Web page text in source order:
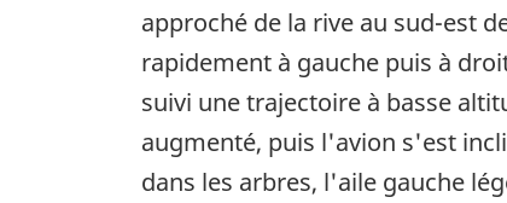
approché de la rive au sud-est
rapidement à gauche puis à
suivi une trajectoire à basse
augmenté, puis l'avion s'est
dans les arbres, l'aile gauche